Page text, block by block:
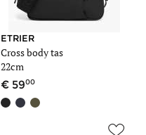
ETRIER
Cross body tas
22cm
5900